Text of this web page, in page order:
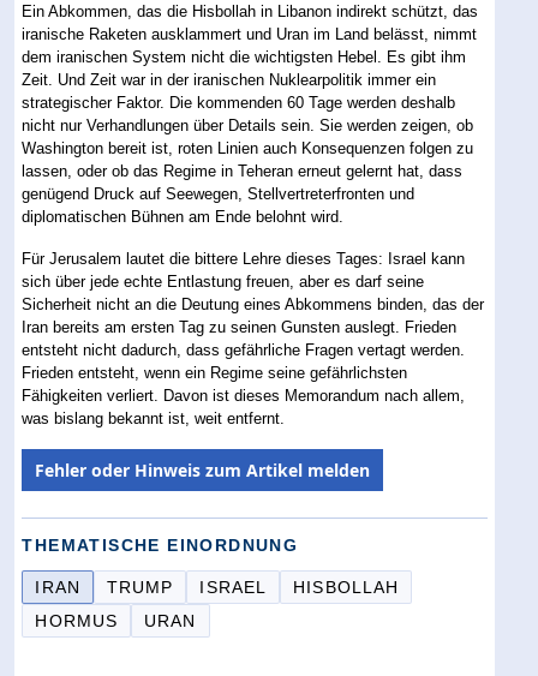
Ein Abkommen, das die Hisbollah in Libanon indirekt schützt, das
iranische Raketen ausklammert und Uran im Land belässt, nimmt
dem iranischen System nicht die wichtigsten Hebel. Es gibt ihm
Zeit. Und Zeit war in der iranischen Nuklearpolitik immer ein
strategischer Faktor. Die kommenden 60 Tage werden deshalb
nicht nur Verhandlungen über Details sein. Sie werden zeigen, ob
Washington bereit ist, roten Linien auch Konsequenzen folgen zu
lassen, oder ob das Regime in Teheran erneut gelernt hat, dass
genügend Druck auf Seewegen, Stellvertreterfronten und
diplomatischen Bühnen am Ende belohnt wird.
Für Jerusalem lautet die bittere Lehre dieses Tages: Israel kann
sich über jede echte Entlastung freuen, aber es darf seine
Sicherheit nicht an die Deutung eines Abkommens binden, das der
Iran bereits am ersten Tag zu seinen Gunsten auslegt. Frieden
entsteht nicht dadurch, dass gefährliche Fragen vertagt werden.
Frieden entsteht, wenn ein Regime seine gefährlichsten
Fähigkeiten verliert. Davon ist dieses Memorandum nach allem,
was bislang bekannt ist, weit entfernt.
Fehler oder Hinweis zum Artikel melden
THEMATISCHE EINORDNUNG
IRAN TRUMP ISRAEL
HISBOLLAH
HORMUS
URAN